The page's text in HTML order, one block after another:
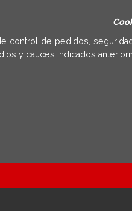
control de pedidos,
y cauces indicados